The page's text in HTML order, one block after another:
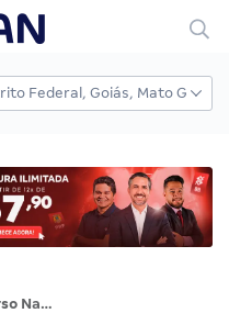
Concurso Nacional Unificado (CNU): locais de prova estarão disponíveis hoje!